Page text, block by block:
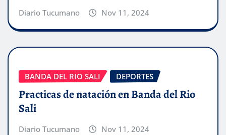
Diario Tucumano Nov 11, 2024
BANDA DEL RIO SALI DEPORTES
Practicas de natación en Banda del Rio
Sali
Diario Tucumano Nov 11, 2024